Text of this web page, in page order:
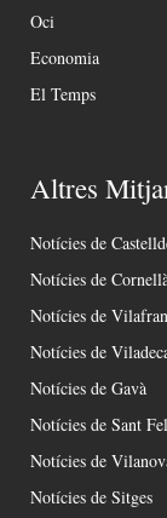
Oci
Economia
El Temps
Altres
Notícies de
Notícies de
Notícies de
Notícies de
Notícies de Gavà
Notícies de Sant
Notícies de
Notícies de Sitges